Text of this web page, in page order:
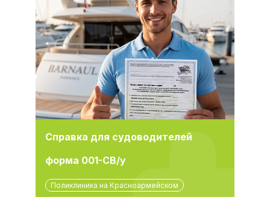
Справка для судоводителей
форма 001-СВ/у
Поликлиника на Красноармейском